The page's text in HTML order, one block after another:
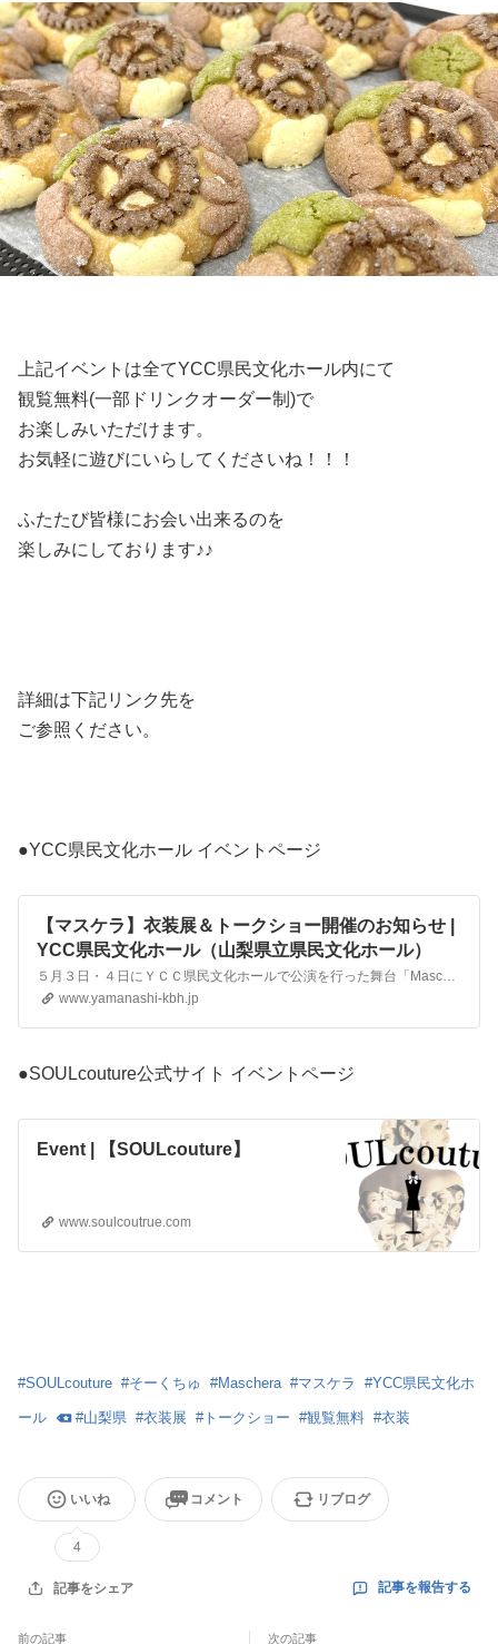
上記イベントは全てYCC県民文化ホール内にて
観覧無料(一部ドリンクオーダー制)で
お楽しみいただけます。
お気軽に遊びにいらしてくださいね！！！
ふたたび皆様にお会い出来るのを
楽しみにしております♪♪
詳細は下記リンク先を
ご参照ください。
●YCC県民文化ホール イベントページ
【マスケラ】衣装展＆トークショー開催のお知らせ |
YCC県民文化ホール（山梨県立県民文化ホール）
５月３日・４日にＹＣＣ県民文化ホールで公演を行った舞台「Maschera~～この愛は、血を越える~」、のフォロ
www.yamanashi-kbh.jp
●SOULcouture公式サイト イベントページ
Event | 【SOULcouture】
www.soulcoutrue.com
#SOULcouture #そーくちゅ #Maschera #マスケラ #YCC県民文化ホ
ール #山梨県 #衣装展 #トークショー #観覧無料 #衣装
いいね
4
コメント リブログ
記事をシェア 記事を報告する
前の記事 次の記事